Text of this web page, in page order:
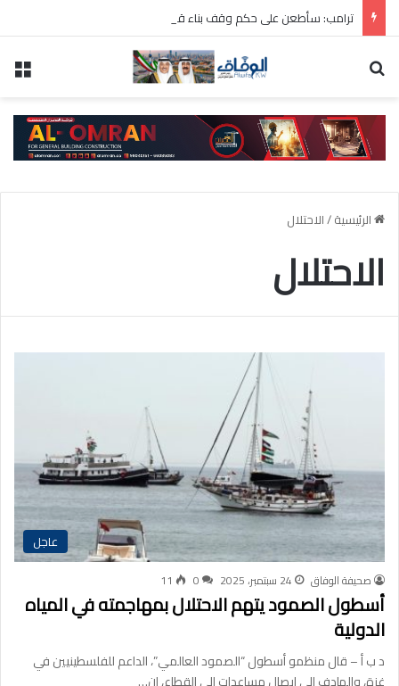
ترامب: سأطعن على حكم وقف بناء قاعة الاحتفالات بالبيت الأبيض
الرئيسية/الاحتلال
الاحتلال
عاجل
صحيفة الوفاق 24 سبتمبر، 2025 0
11
أسطول الصمود يتهم الاحتلال بمهاجمته في المياه
الدولية
د ب أ – قال منظمو أسطول “الصمود العالمي”، الداعم للفلسطينيين في